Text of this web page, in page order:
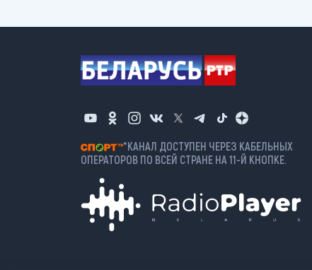
*КАНАЛ ДОСТУПЕН ЧЕРЕЗ КАБЕЛЬНЫХ
ОПЕРАТОРОВ ПО ВСЕЙ СТРАНЕ НА 11-Й КНОПКЕ.